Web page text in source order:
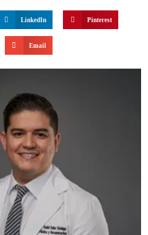
LinkedIn Pinterest
Email